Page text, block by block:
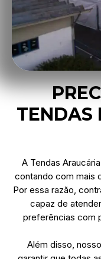
TENDAS
A Tendas
contando com mais
Por essa razão,
capaz de
preferências com
Além disso,